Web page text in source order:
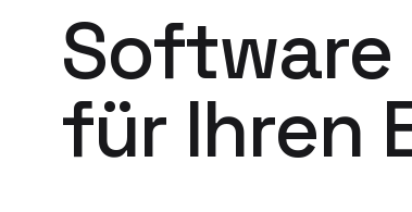
Software
für Ihren